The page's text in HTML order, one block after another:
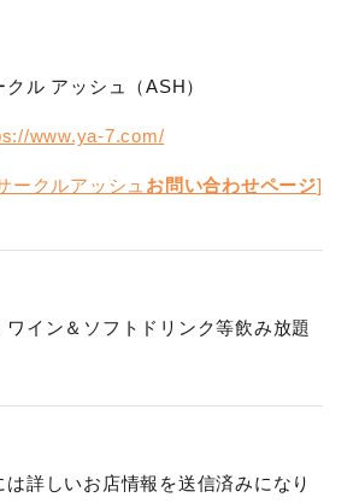
ル アッシュ（ASH）
www.ya-7.com/
ークルアッシュ お問い合わせページ]
ワイン＆ソフトドリンク等飲み放題
詳しいお店情報を送信済みになり